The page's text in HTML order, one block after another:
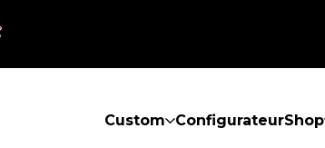
Custom ConfigurateurShop